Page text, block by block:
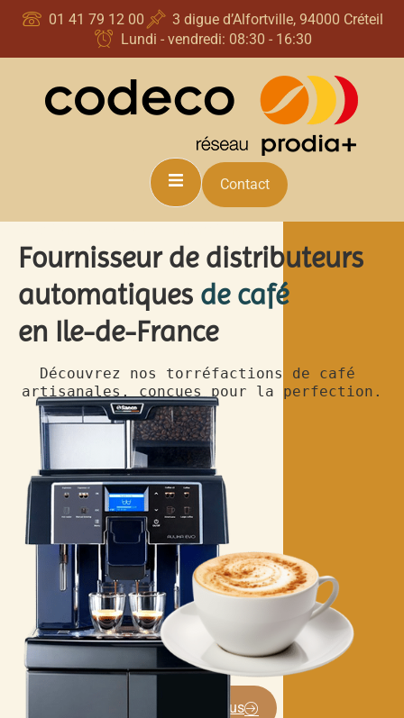
principal01 41 79 12 00
3 digue d’Alfortville, 94000 Créteil
Lundi - vendredi: 08:30 - 16:30
Contact
Fournisseur de distributeurs
automatiques de café
en Ile-de-France
Découvrez nos torréfactions de café
artisanales, conçues pour la perfection.
Contactez-nous